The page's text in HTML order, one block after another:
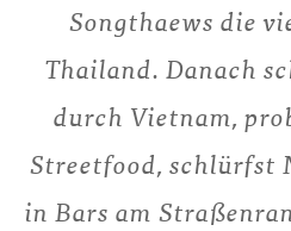
Songthaews die
Thailand. Danach
durch Vietnam,
Streetfood, schlürfst
in Bars am